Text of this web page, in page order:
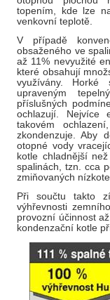
topením, kde lze
venkovní teplotě.
V případě
obsaženého ve
až 11% nevyužité
které obsahují
využívány.
upraveným
příslušných
ochlazují. Nejvíce
takovém
zkondenzuje. Aby
otopné vody
kotle chladnější
spalinách, tzn. cca
zmiňovaných
Při součtu takto
výhřevnosti
provozní účinnost
kondenzační kotle